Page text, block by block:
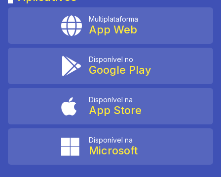
Multiplataforma
App Web
Disponível no
Google Play
Disponível na
App Store
Disponível na
Microsoft